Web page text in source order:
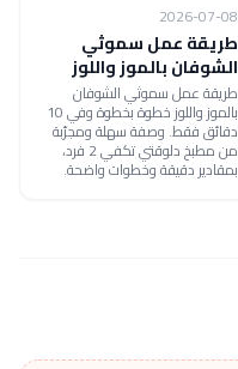
2026-07-08
طريقة عمل سموثي
الشوفان بالموز واللوز
طريقة عمل سموثي الشوفان
بالموز واللوز خطوة بخطوة وفي 10
دقائق فقط. وصفة سهلة ومجرّبة
من مطبخ دلوقتي تكفي 2 فرد،
بمقادير دقيقة وخطوات واضحة.